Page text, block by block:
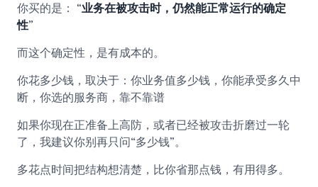
你买的是： “业务在被攻击时，仍然能正常运行的确定
性”
而这个确定性，是有成本的。
你花多少钱，取决于：你业务值多少钱，你能承受多久中
断，你选的服务商，靠不靠谱
如果你现在正准备上高防，或者已经被攻击折磨过一轮
了，我建议你别再只问“多少钱”。
多花点时间把结构想清楚，比你省那点钱，有用得多。